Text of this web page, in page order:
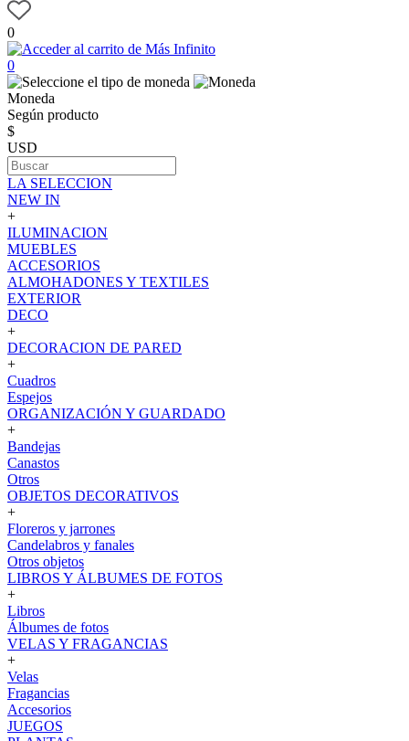
0
0
Moneda
Según producto
$
USD
LA SELECCION
NEW IN
+
ILUMINACION
MUEBLES
ACCESORIOS
ALMOHADONES Y TEXTILES
EXTERIOR
DECO
+
DECORACION DE PARED
+
Cuadros
Espejos
ORGANIZACIÓN Y GUARDADO
+
Bandejas
Canastos
Otros
OBJETOS DECORATIVOS
+
Floreros y jarrones
Candelabros y fanales
Otros objetos
LIBROS Y ÁLBUMES DE FOTOS
+
Libros
Álbumes de fotos
VELAS Y FRAGANCIAS
+
Velas
Fragancias
Accesorios
JUEGOS